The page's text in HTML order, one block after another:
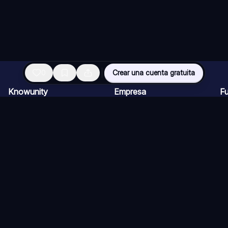
Crear una cuenta gratuita
Knowunity Empresa